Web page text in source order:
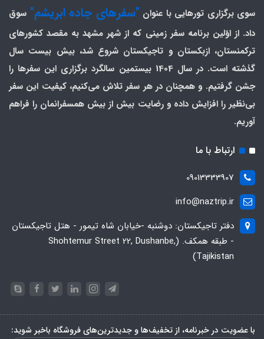
سوی برگزاری تورهایی با عنوان "سفرهای جاده ابریشم" سوق
داد. از اوّلین برنامه سفر زمینی که از شهر مشهد به مقصد کشورهای
ترکمنستان، ازبکستان و تاجیکستان شروع شد، بیش بیست سال
گذشته است. در سال 1404 بیستمین سالگرد برگزاری این سفرها را
جشن گرفتیم. و همچنان در هر سفر تلاش می‌کنیم، کیفیت این سفر
بی‌نظیر را افزایش داده و رضایت بیش از بیش همسفرانمان را فراهم
آوریم.
ارتباط با ما
09013333907
info@naztrip.ir
دفتر تاجیکستان: دوشنبه -خیابان شاه تیمور - هتل تاجیکستان
- طبقه همکف. (Shohtemur Street 22, Dushanbe,
Tajikistan)
با عضویت در خبرنامه، از تخفیف‌ها و جدیدترین‌های فروشگاه باخبر شوید: